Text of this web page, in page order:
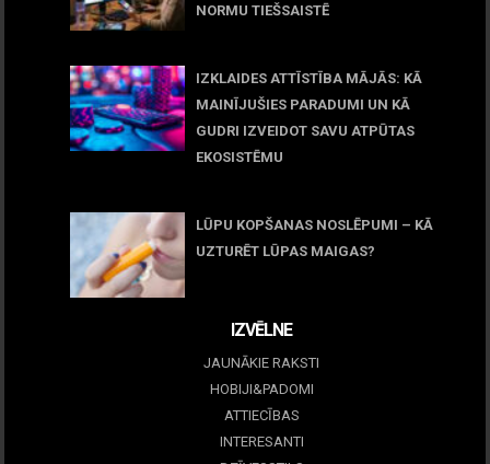
NORMU TIEŠSAISTĒ
IZKLAIDES ATTĪSTĪBA MĀJĀS: KĀ
MAINĪJUŠIES PARADUMI UN KĀ
GUDRI IZVEIDOT SAVU ATPŪTAS
EKOSISTĒMU
LŪPU KOPŠANAS NOSLĒPUMI – KĀ
UZTURĒT LŪPAS MAIGAS?
IZVĒLNE
JAUNĀKIE RAKSTI
HOBIJI&PADOMI
ATTIECĪBAS
INTERESANTI